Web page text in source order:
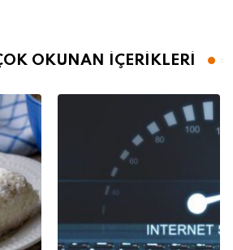
OKUNAN İÇERİKLERİ